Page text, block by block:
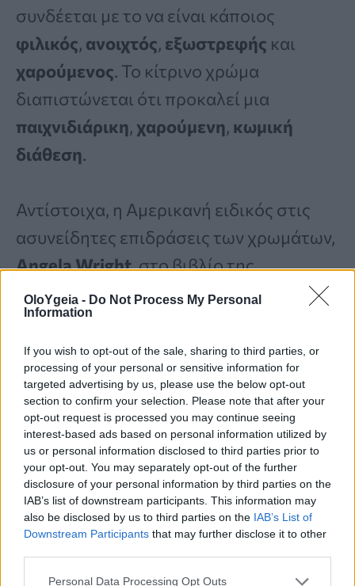
OloYgeia - Do Not Process My Personal
Information
If you wish to opt-out of the sale, sharing to third parties, or
processing of your personal or sensitive information for
targeted advertising by us, please use the below opt-out
section to confirm your selection. Please note that after your
opt-out request is processed you may continue seeing
interest-based ads based on personal information utilized by
us or personal information disclosed to third parties prior to
your opt-out. You may separately opt-out of the further
disclosure of your personal information by third parties on the
IAB’s list of downstream participants. This information may
also be disclosed by us to third parties on the IAB’s List of
Downstream Participants that may further disclose it to other
Personal Data Processing Opt Outs
συνδέεται με το να είναι κάποιος
φιλικός, ανοιχτός, εξωστρεφής και
χαρούμενος. Το κίτρινο χρώμα
διαπιστώνεται ότι προκαλεί μια
παιχνιδιάρικη, χαρούμενη, κωμική
διάθεση.
Αντίστοιχα, η Αμερικανή ειδικός στις
ασυνείδητες επιδράσεις των χρωμάτων,
Angela Wright, στο βιβλίο της
Beginner’s Guide to Color Psychology,
συνδυάζει το κίτρινο με την
αυτοεκτίμηση, τασυναισθήματακαι τη
δημιουργικότητα.
Πώς επηρεάζει το κίτρινο τη
διάθεση
Το κίτρινο χρώμα συνδέεται με την
ηλιοφάνεια, τηνελπίδα, τογέλιο, τη
ζεστασιά, τηνευτυχίακαι τηνενέργεια.